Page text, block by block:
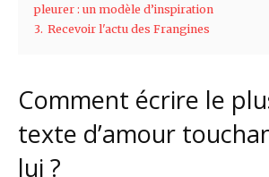
pleurer : un modèle d’inspiration
3. Recevoir l'actu des Frangines
Comment écrire le
texte d’amour
lui ?